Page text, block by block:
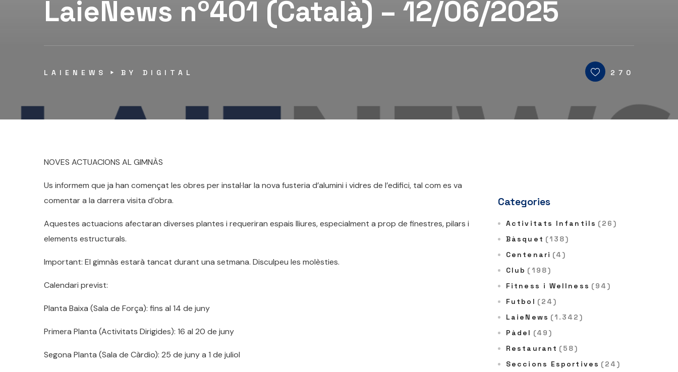
LaieNews nº401 (Català) – 12/06/2025
LAIENEWS BY DIGITAL 270
NOVES ACTUACIONS AL GIMNÀS
Us informem que ja han començat les obres per instal·lar la nova fusteria d’alumini i vidres de l’edifici, tal com es va
comentar a la darrera visita d’obra.
Aquestes actuacions afectaran diverses plantes i requeriran espais lliures, especialment a prop de finestres, pilars i
elements estructurals.
Important: El gimnàs estarà tancat durant una setmana. Disculpeu les molèsties.
Calendari previst:
Planta Baixa (Sala de Força): fins al 14 de juny
Primera Planta (Activitats Dirigides): 16 al 20 de juny
Segona Planta (Sala de Càrdio): 25 de juny a 1 de juliol
Categories
Activitats Infantils (26)
Bàsquet (138)
Centenari (4)
Club (198)
Fitness i Wellness (94)
Futbol (24)
LaieNews (1.342)
Pàdel (49)
Restaurant (58)
Seccions Esportives (24)